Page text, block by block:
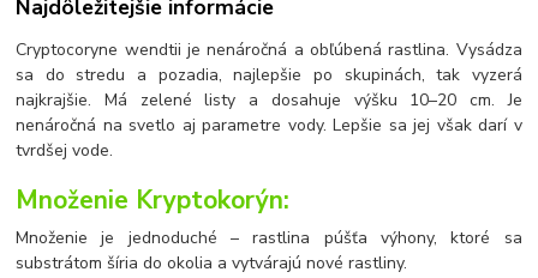
Najdôležitejšie informácie
Cryptocoryne wendtii je nenáročná a obľúbená rastlina. Vysádza
sa do stredu a pozadia, najlepšie po skupinách, tak vyzerá
najkrajšie. Má zelené listy a dosahuje výšku 10–20 cm. Je
nenáročná na svetlo aj parametre vody. Lepšie sa jej však darí v
tvrdšej vode.
Množenie Kryptokorýn:
Množenie je jednoduché – rastlina púšťa výhony, ktoré sa
substrátom šíria do okolia a vytvárajú nové rastliny.